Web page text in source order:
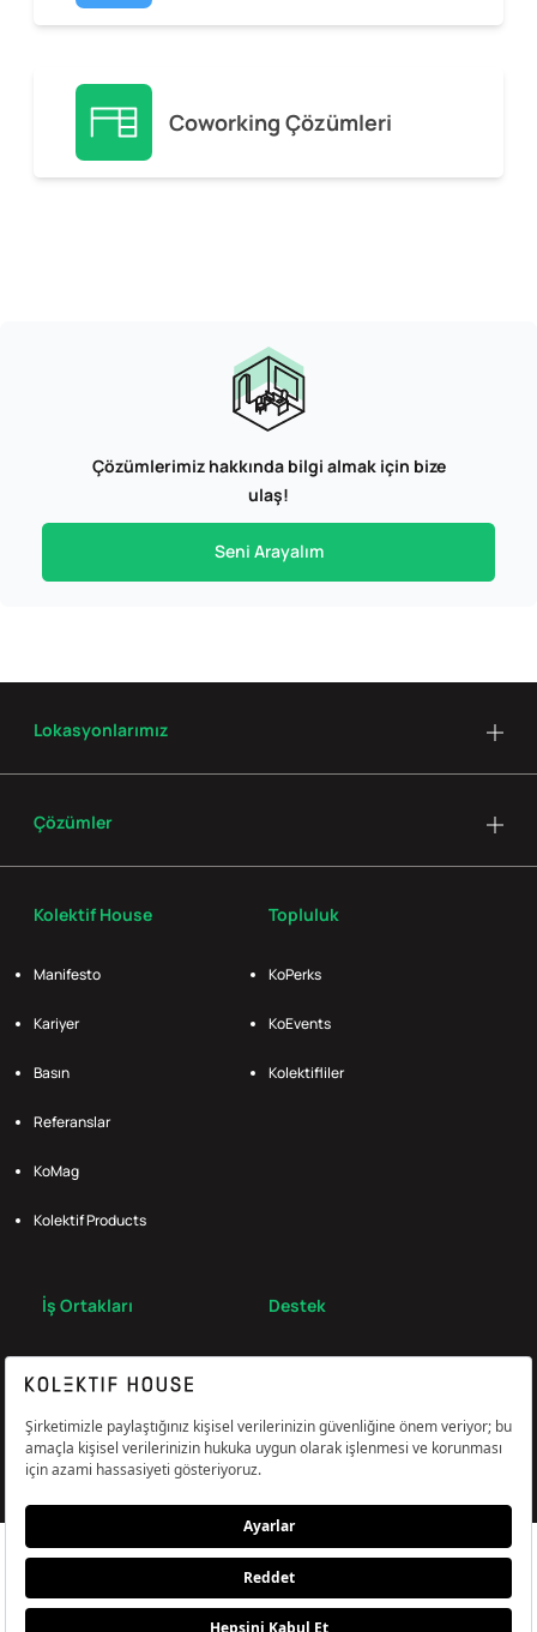
Coworking Çözümleri
Çözümlerimiz hakkında bilgi almak için bize
ulaş!
Seni Arayalım
Kolektif House
Manifesto
Kariyer
Basın
Referanslar
KoMag
Kolektif Products
Topluluk
KoPerks
KoEvents
Kolektifliler
İş Ortakları Destek
Lokasyonlarımız
Çözümler
Çerez Tercihlerini Yönetin